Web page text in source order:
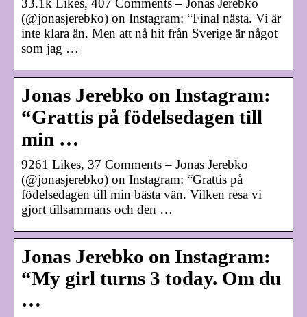
33.1k Likes, 407 Comments – Jonas Jerebko
(@jonasjerebko) on Instagram: “Final nästa. Vi är
inte klara än. Men att nå hit från Sverige är något
som jag …
Jonas Jerebko on Instagram:
“Grattis på födelsedagen till
min …
9261 Likes, 37 Comments – Jonas Jerebko
(@jonasjerebko) on Instagram: “Grattis på
födelsedagen till min bästa vän. Vilken resa vi
gjort tillsammans och den …
Jonas Jerebko on Instagram:
“My girl turns 3 today. Om du
…